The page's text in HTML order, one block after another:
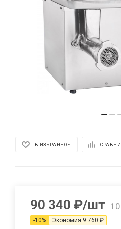
В ИЗБРАННОЕ
90 340 ₽/шт
-10% Экономия 9 760 ₽